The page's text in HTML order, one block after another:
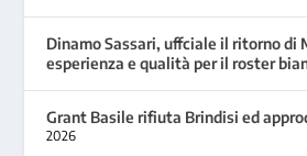
Dinamo Sassari, uffciale il ritorno di
esperienza e qualità per il roster
Grant Basile rifiuta Brindisi ed
2026